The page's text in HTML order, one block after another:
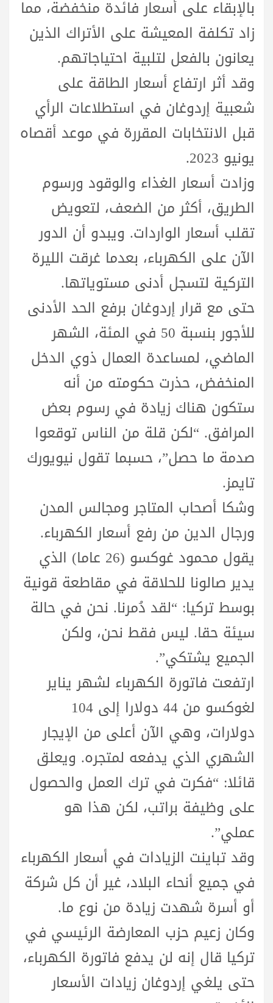
بالإبقاء على أسعار فائدة منخفضة، مما
زاد تكلفة المعيشة على الأتراك الذين
يعانون بالفعل لتلبية احتياجاتهم.
وقد أثر ارتفاع أسعار الطاقة على
شعبية إردوغان في استطلاعات الرأي
قبل الانتخابات المقررة في موعد أقصاه
يونيو 2023.
وزادت أسعار الغذاء والوقود ورسوم
الطريق، أكثر من الضعف، لتعويض
تقلب أسعار الواردات. ويبدو أن الدور
الآن على الكهرباء، بعدما غرقت الليرة
التركية لتسجل أدنى مستوياتها.
حتى مع قرار إردوغان برفع الحد الأدنى
للأجور بنسبة 50 في المئة، الشهر
الماضي، لمساعدة العمال ذوي الدخل
المنخفض، حذرت حكومته من أنه
ستكون هناك زيادة في رسوم بعض
المرافق. “لكن قلة من الناس توقعوا
صدمة ما حصل”، حسبما تقول نيويورك
تايمز.
وشكا أصحاب المتاجر ومجالس المدن
ورجال الدين من رفع أسعار الكهرباء.
يقول محمود غوكسو (26 عاما) الذي
يدير صالونا للحلاقة في مقاطعة قونية
بوسط تركيا: “لقد دُمرنا. نحن في حالة
سيئة حقا. ليس فقط نحن، ولكن
الجميع يشتكي”.
ارتفعت فاتورة الكهرباء لشهر يناير
لغوكسو من 44 دولارا إلى 104
دولارات، وهي الآن أعلى من الإيجار
الشهري الذي يدفعه لمتجره. ويعلق
قائلا: “فكرت في ترك العمل والحصول
على وظيفة براتب، لكن هذا هو
عملي”.
وقد تباينت الزيادات في أسعار الكهرباء
في جميع أنحاء البلاد، غير أن كل شركة
أو أسرة شهدت زيادة من نوع ما.
وكان زعيم حزب المعارضة الرئيسي في
تركيا قال إنه لن يدفع فاتورة الكهرباء،
حتى يلغي إردوغان زيادات الأسعار